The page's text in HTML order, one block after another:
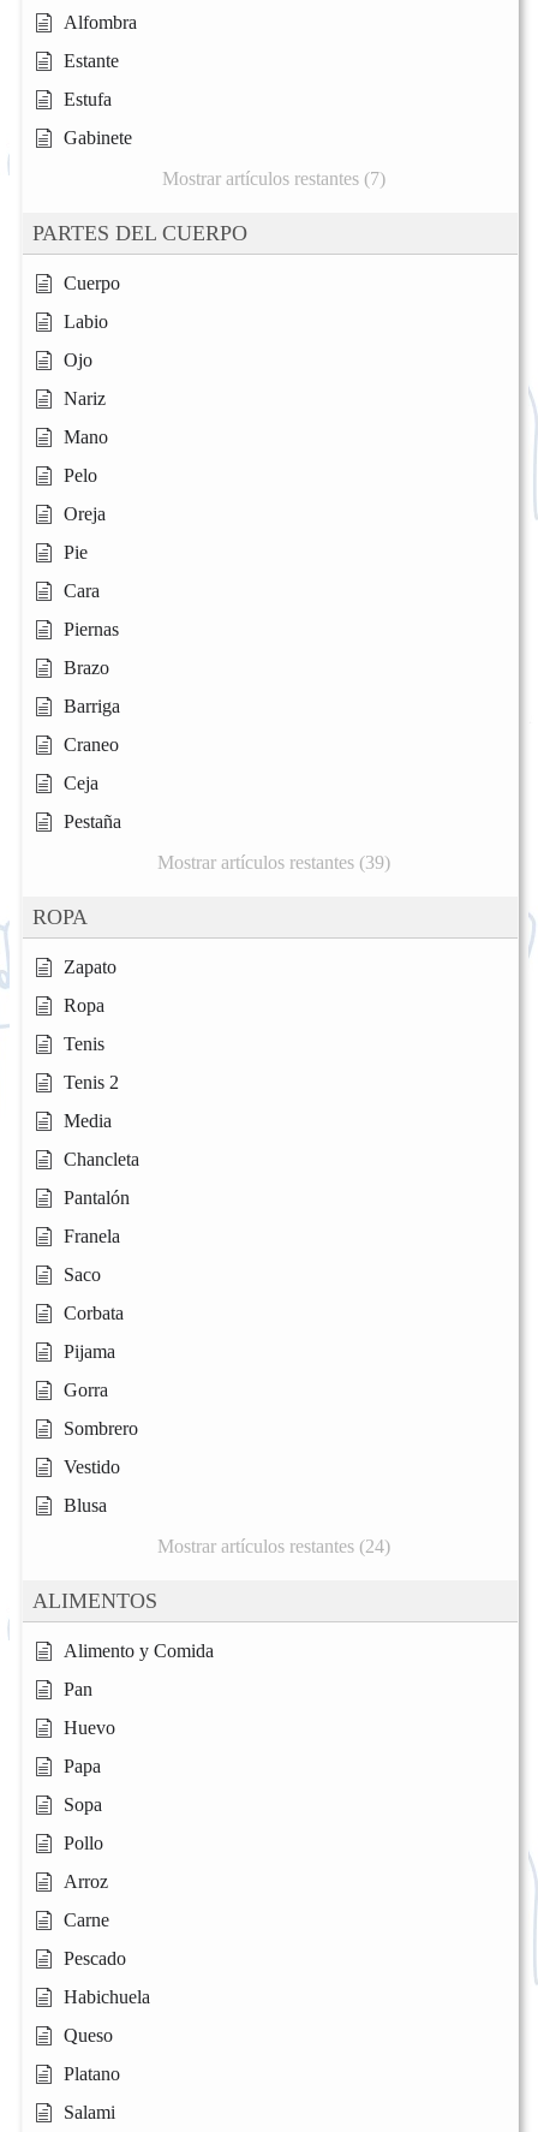
Alfombra
Estante
Estufa
Gabinete
Mostrar artículos restantes (7)
PARTES DEL CUERPO
Cuerpo
Labio
Ojo
Nariz
Mano
Pelo
Oreja
Pie
Cara
Piernas
Brazo
Barriga
Craneo
Ceja
Pestaña
Mostrar artículos restantes (39)
ROPA
Zapato
Ropa
Tenis
Tenis 2
Media
Chancleta
Pantalón
Franela
Saco
Corbata
Pijama
Gorra
Sombrero
Vestido
Blusa
Mostrar artículos restantes (24)
ALIMENTOS
Alimento y Comida
Pan
Huevo
Papa
Sopa
Pollo
Arroz
Carne
Pescado
Habichuela
Queso
Platano
Salami